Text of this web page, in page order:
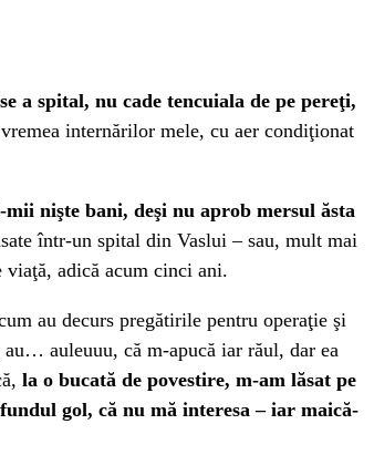
a spital, nu cade tencuiala de pe pereţi,
internărilor mele, cu aer condiţionat
nişte bani, deşi nu aprob mersul ăsta
într-un spital din Vaslui – sau, mult mai
viaţă, adică acum cinci ani.
au decurs pregătirile pentru operaţie şi
auleuuu, că m-apucă iar răul, dar ea
la o bucată de povestire, m-am lăsat pe
gol, că nu mă interesa – iar maică-